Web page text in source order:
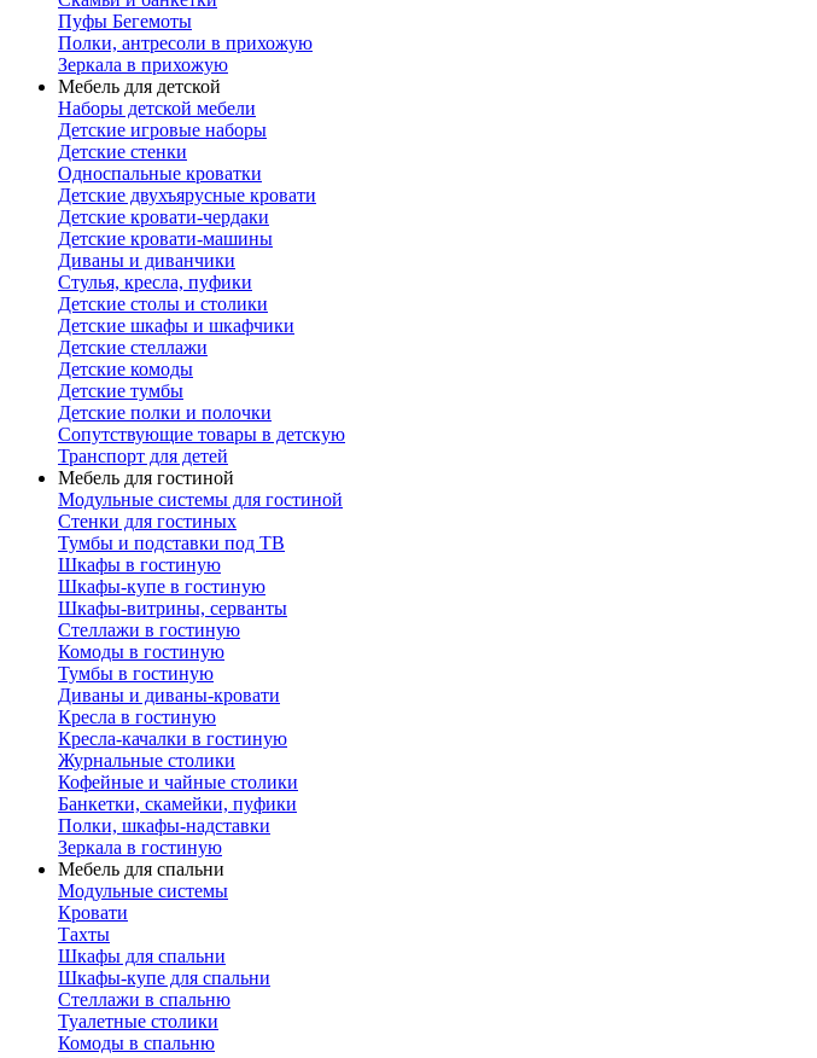
Пуфы Бегемоты
Полки, антресоли в прихожую
Зеркала в прихожую
Мебель для детской
Наборы детской мебели
Детские игровые наборы
Детские стенки
Односпальные кроватки
Детские двухъярусные кровати
Детские кровати-чердаки
Детские кровати-машины
Диваны и диванчики
Стулья, кресла, пуфики
Детские столы и столики
Детские шкафы и шкафчики
Детские стеллажи
Детские комоды
Детские тумбы
Детские полки и полочки
Сопутствующие товары в детскую
Транспорт для детей
Мебель для гостиной
Модульные системы для гостиной
Стенки для гостиных
Тумбы и подставки под ТВ
Шкафы в гостиную
Шкафы-купе в гостиную
Шкафы-витрины, серванты
Стеллажи в гостиную
Комоды в гостиную
Тумбы в гостиную
Диваны и диваны-кровати
Кресла в гостиную
Кресла-качалки в гостиную
Журнальные столики
Кофейные и чайные столики
Банкетки, скамейки, пуфики
Полки, шкафы-надставки
Зеркала в гостиную
Мебель для спальни
Модульные системы
Кровати
Тахты
Шкафы для спальни
Шкафы-купе для спальни
Стеллажи в спальню
Туалетные столики
Комоды в спальню